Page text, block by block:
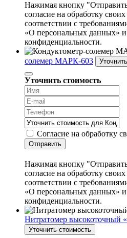
Нажимая кнопку
согласие на обработку
соответствии с
«О персональных данных»
конфиденциальности.
солемер МАРК-603
Уточнить стоимость
Согласие на обработку
Отправить
Нажимая кнопку
согласие на обработку
соответствии с
«О персональных данных»
конфиденциальности.
Нитратомер высокоточный
Уточнить стоимость